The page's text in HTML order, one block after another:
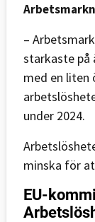
–
starkaste på
med en liten
under 2024.
minska för